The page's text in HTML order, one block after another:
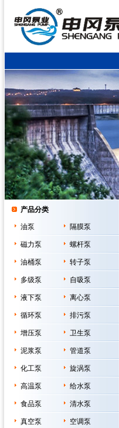
产品分类
油泵 隔膜泵
磁力泵 螺杆泵
油桶泵 转子泵
多级泵 自吸泵
液下泵 离心泵
循环泵 排污泵
增压泵 卫生泵
泥浆泵 管道泵
化工泵 旋涡泵
高温泵 给水泵
食品泵 清水泵
真空泵 空调泵